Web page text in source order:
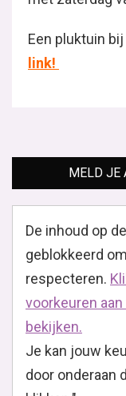
Een pluktuin
link!
MELD JE
De inhoud op
geblokkeerd
respecteren.
voorkeuren
bekijken.
Je kan jouw
door onderaan